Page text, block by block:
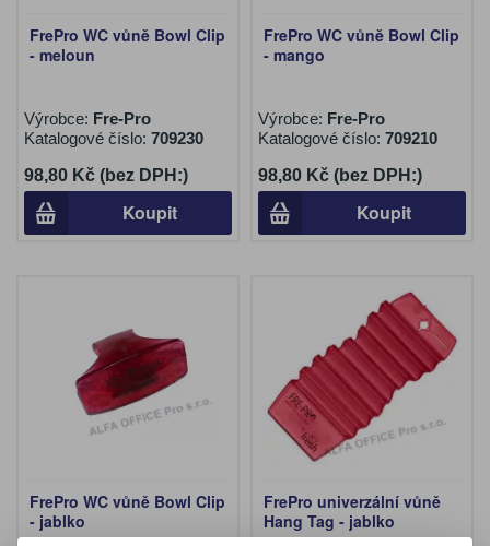
FrePro WC vůně Bowl Clip
- meloun
Výrobce: Fre-Pro
Katalogové číslo: 709230
98,80 Kč (bez DPH:)
Koupit
FrePro WC vůně Bowl Clip
- mango
Výrobce: Fre-Pro
Katalogové číslo: 709210
98,80 Kč (bez DPH:)
Koupit
FrePro WC vůně Bowl Clip
- jablko
FrePro univerzální vůně
Hang Tag - jablko